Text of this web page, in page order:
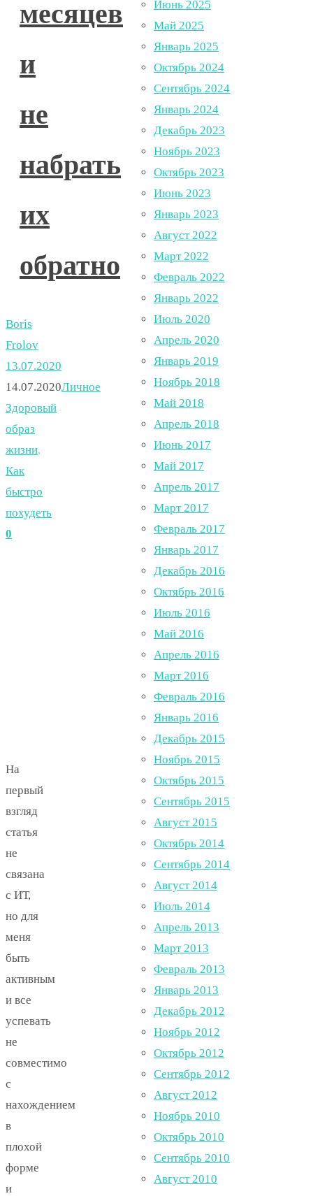
месяцев
и
не
набрать
их
обратно
Boris
Frolov
13.07.2020
14.07.2020Личное
Здоровый
образ
жизни,
Как
быстро
похудеть
0
На
первый
взгляд
статья
не
связана
с ИТ,
но для
меня
быть
активным
и все
успевать
не
совместимо
с
нахождением
в
плохой
форме
и
Июнь 2025
Май 2025
Январь 2025
Октябрь 2024
Сентябрь 2024
Январь 2024
Декабрь 2023
Ноябрь 2023
Октябрь 2023
Июнь 2023
Январь 2023
Август 2022
Март 2022
Февраль 2022
Январь 2022
Июль 2020
Апрель 2020
Январь 2019
Ноябрь 2018
Май 2018
Апрель 2018
Июнь 2017
Май 2017
Апрель 2017
Март 2017
Февраль 2017
Январь 2017
Декабрь 2016
Октябрь 2016
Июль 2016
Май 2016
Апрель 2016
Март 2016
Февраль 2016
Январь 2016
Декабрь 2015
Ноябрь 2015
Октябрь 2015
Сентябрь 2015
Август 2015
Октябрь 2014
Сентябрь 2014
Август 2014
Июль 2014
Апрель 2013
Март 2013
Февраль 2013
Январь 2013
Декабрь 2012
Ноябрь 2012
Октябрь 2012
Сентябрь 2012
Август 2012
Ноябрь 2010
Октябрь 2010
Сентябрь 2010
Август 2010